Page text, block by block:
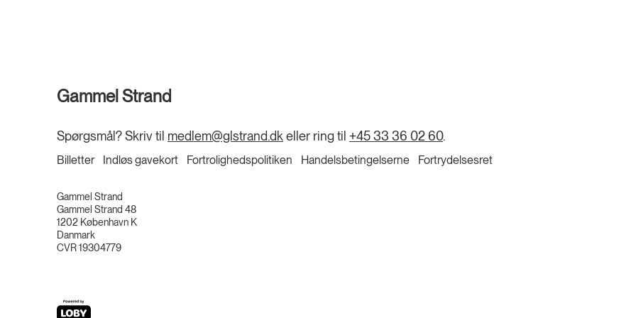
Gammel Strand
Spørgsmål? Skriv til medlem@glstrand.dkeller ring til +45 33 36 02 60.
Billetter Indløs gavekort Fortrolighedspolitiken Handelsbetingelserne Fortrydelsesret
Gammel Strand
Gammel Strand 48
1202 København K
Danmark
CVR19304779